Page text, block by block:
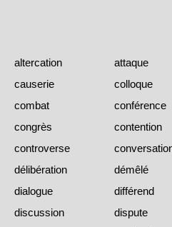
altercation
attaque
causerie
colloque
combat
conférence
congrès
contention
controverse
délibération
démêlé
dialogue
différend
discussion
dispute